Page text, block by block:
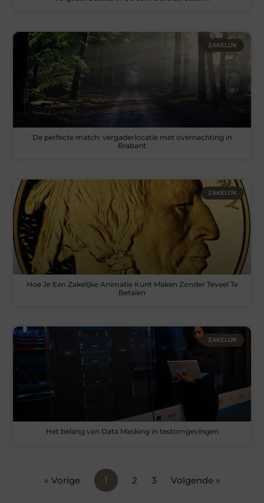
ZAKELIJK
De perfecte match: vergaderlocatie met overnachting in
Brabant
ZAKELIJK
Hoe Je Een Zakelijke Animatie Kunt Maken Zonder Teveel Te
Betalen
ZAKELIJK
Het belang van Data Masking in testomgevingen
« Vorige 1 2 3 Volgende »